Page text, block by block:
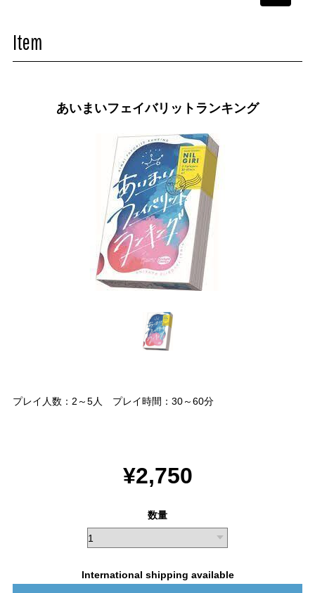
Item
あいまいフェイバリットランキング
プレイ人数：2～5人 プレイ時間：30～60分
¥2,750
数量
International shipping available